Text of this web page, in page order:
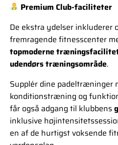
Premium Club-faciliteter
De ekstra ydelser inkluderer
fremragende fitnesscenter
topmoderne
udendørs træningsområde.
Supplér dine padeltræninger
konditionstræning og
får også adgang til klubbens
inklusive
en af de hurtigst voksende